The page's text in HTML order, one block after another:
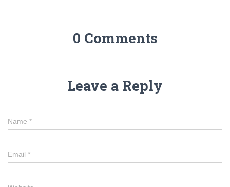
0 Comments
Leave a Reply
Name *
Email *